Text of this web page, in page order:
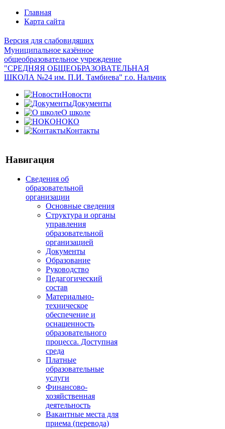
Главная
Карта сайта
Версия для слабовидящих
Муниципальное казённое
общеобразовательное учреждение
"СРЕДНЯЯ ОБЩЕОБРАЗОВАТЕЛЬНАЯ
ШКОЛА №24 им. П.И. Тамбиева" г.о. Нальчик
Новости
Документы
О школе
НОКО
Контакты
Навигация
Сведения об
образовательной
организации
Основные сведения
Структура и органы
управления
образовательной
организацией
Документы
Образование
Руководство
Педагогический
состав
Материально-
техническое
обеспечение и
оснащенность
образовательного
процесса. Доступная
среда
Платные
образовательные
услуги
Финансово-
хозяйственная
деятельность
Вакантные места для
приема (перевода)